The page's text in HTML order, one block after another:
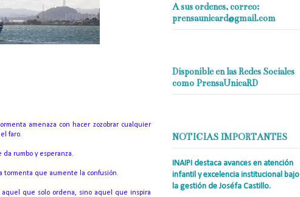
amenaza con hacer zozobrar cualquier
faro.
rumbo y esperanza.
tormenta que aumente la confusión.
que solo ordena, sino aquel que inspira
A sus ordenes, correo:
prensaunicard@gmail.com
Disponible en las Redes Sociales
como PrensaUnicaRD
NOTICIAS IMPORTANTES
INAIPI destaca avances en atención
infantil y excelencia institucional bajo
la gestión de Joséfa Castillo.